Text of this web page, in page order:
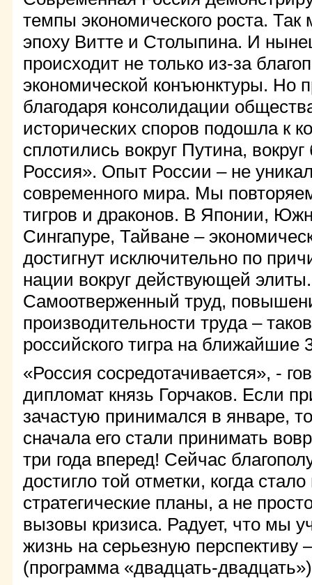
темпы экономического роста.
эпоху Витте и Столыпина. И
происходит не только из-за
экономической конъюнктуры. Но
благодаря консолидации
исторических споров подошла к
сплотились вокруг Путина,
Россия». Опыт России – не
современного мира. Мы
тигров и драконов. В Японии,
Сингапуре, Тайване –
достигнут исключительно по
нации вокруг действующей элиты.
Самоотверженный труд,
производительности труда –
российского тигра на ближайшие
«Россия сосредотачивается», -
дипломат князь Горчаков. Если
зачастую принимался в январе,
сначала его стали принимать
три года вперед! Сейчас
достигло той отметки, когда
стратегические планы, а не
вызовы кризиса. Радует, что мы
жизнь на серьезную перспективу
(программа «двадцать-